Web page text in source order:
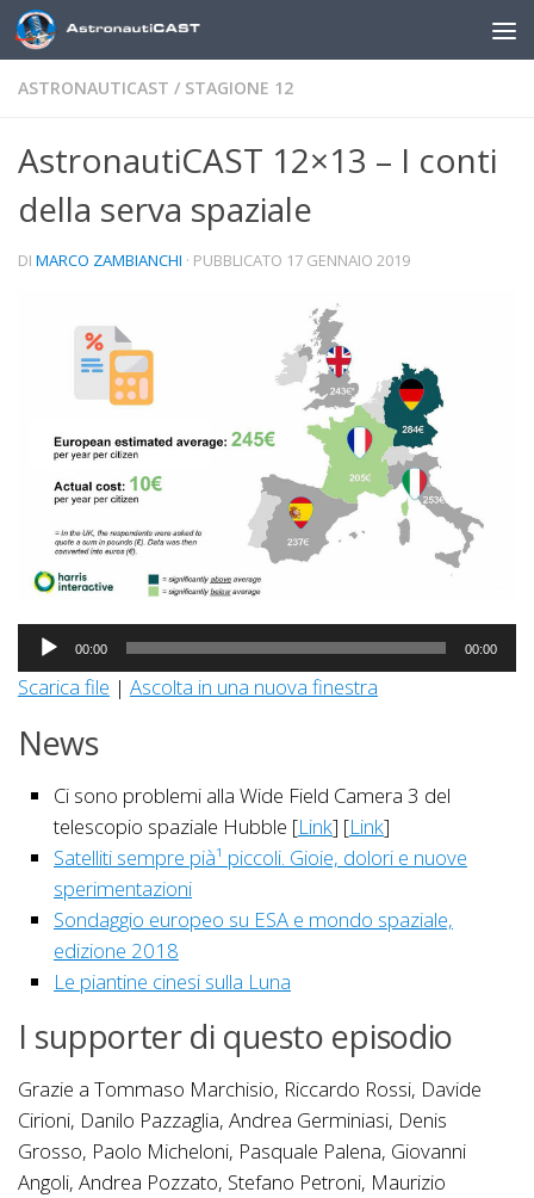
Sotto il contenuto
ASTRONAUTICAST / STAGIONE 12
AstronautiCAST 12×13 – I conti
della serva spaziale
DI MARCO ZAMBIANCHI · PUBBLICATO 17 GENNAIO 2019
Audio
Player
00:00 00:00
Scarica file | Ascolta in una nuova finestra
News
Ci sono problemi alla Wide Field Camera 3 del
telescopio spaziale Hubble [Link] [Link]
Satelliti sempre pià¹ piccoli. Gioie, dolori e nuove
sperimentazioni
Sondaggio europeo su ESA e mondo spaziale,
edizione 2018
Le piantine cinesi sulla Luna
I supporter di questo episodio
Grazie a Tommaso Marchisio, Riccardo Rossi, Davide
Cirioni, Danilo Pazzaglia, Andrea Germiniasi, Denis
Grosso, Paolo Micheloni, Pasquale Palena, Giovanni
Angoli, Andrea Pozzato, Stefano Petroni, Maurizio